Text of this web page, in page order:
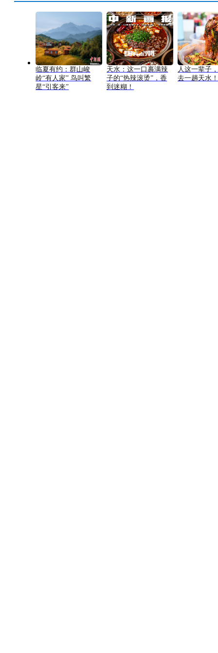
临夏有约：群山峻
岭“有人家” 鸟叫繁
星“引客来”
天水：这一口裹满辣
子的“热辣滚烫”，香
到迷糊！
人这一辈子
去一趟天水